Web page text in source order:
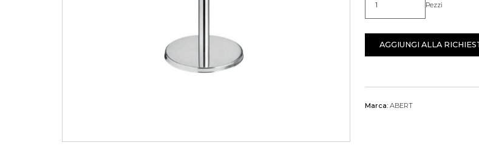
Quantità Pezzi
AGGIUNGI ALLA
Marca: ABERT